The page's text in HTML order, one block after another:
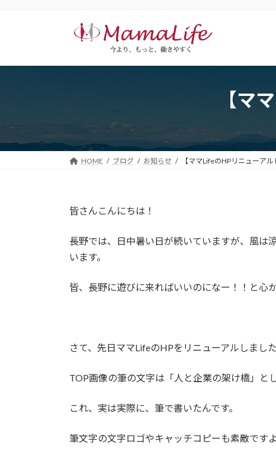
ツ
シ
【マ
HOME ブログ お知らせ 【ママLifeのHPリニューアル
皆さんこんにちは！
長野では、日中暑い日が続いていますが、風は
います。
皆、長野に遊びに来ればいいのになー！！と心か
さて、先日ママLifeのHPをリニューアルしました
TOP画像の筆の文字は「人と企業の架け橋」と
これ、実は実際に、筆で書いたんです。
筆文字の文字ロゴやキャッチコピーも素敵ですよ